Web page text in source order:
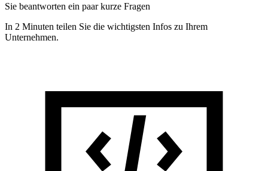
Sie beantworten ein paar kurze Fragen
In 2 Minuten teilen Sie die wichtigsten Infos zu Ihrem
Unternehmen.